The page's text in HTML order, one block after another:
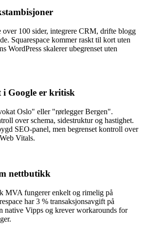
over 100 sider, integrere CRM, drifte blogg
Squarespace kommer raskt til kort uten
WordPress skalerer ubegrenset uten
i Google er kritisk
Oslo" eller "rørlegger Bergen".
over schema, sidestruktur og hastighet.
SEO-panel, men begrenset kontroll over
Vitals.
nettbutikk
MVA fungerer enkelt og rimelig på
har 3 % transaksjonsavgift på
native Vipps og krever workarounds for